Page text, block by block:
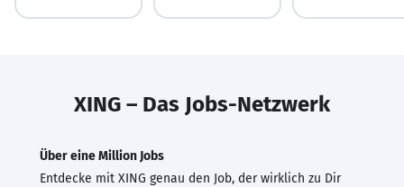
XING – Das Jobs-Netzwerk
Über eine Million Jobs
Entdecke mit XING genau den Job, der wirklich zu Dir